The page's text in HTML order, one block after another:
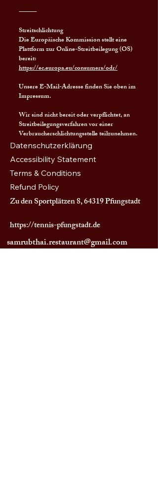
⸻
Streitschlichtung
Die Europäische Kommission stellt eine
Plattform zur Online-Streitbeilegung (OS)
bereit:
https://ec.europa.eu/consumers/odr/
Unsere E-Mail-Adresse finden Sie oben im
Impressum.
Wir sind nicht bereit oder verpflichtet, an
Streitbeilegungsverfahren vor einer
Verbraucherschlichtungsstelle teilzunehmen.
Datenschutzerklärung
Accessibility Statement
Terms & Conditions
Refund Policy
Zu den Sportplätzen 8, 64319 Pfungstadt
https://tennis-pfungstadt.de
samrubthai.restaurant@gmail.com